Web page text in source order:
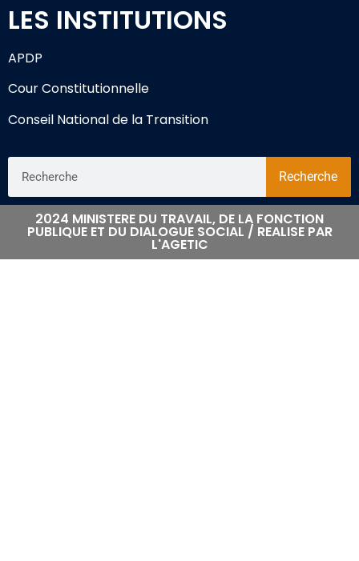
LES INSTITUTIONS
APDP
Cour Constitutionnelle
Conseil National de la Transition
Recherche
2024 MINISTERE DU TRAVAIL, DE LA FONCTION
PUBLIQUE ET DU DIALOGUE SOCIAL / REALISE PAR
L'AGETIC